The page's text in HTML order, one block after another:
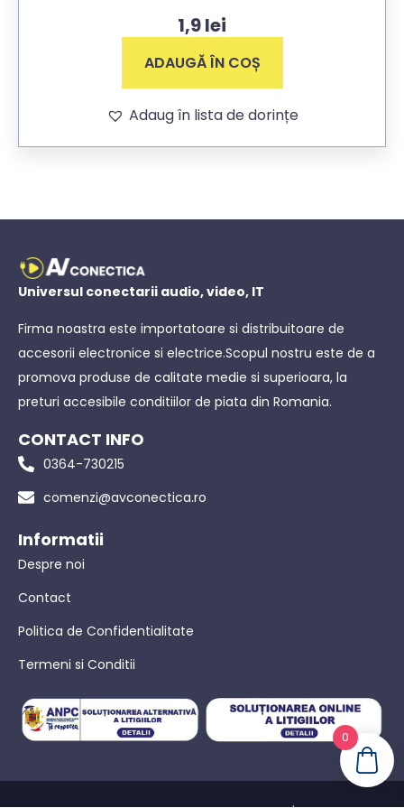
1,9lei
ADAUGĂ ÎN COȘ
Adaug în lista de dorințe
Universul conectarii audio, video, IT
Firma noastra este importatoare si distribuitoare de
accesorii electronice si electrice.Scopul nostru este de a
promova produse de calitate medie si superioara, la
preturi accesibile conditiilor de piata din Romania.
CONTACT INFO
0364-730215
comenzi@avconectica.ro
Informatii
Despre noi
Contact
Politica de Confidentialitate
Termeni si Conditii
0